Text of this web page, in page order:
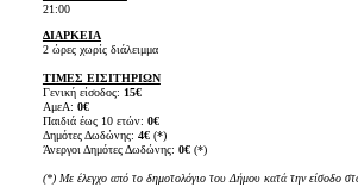
21:00
ΔΙΑΡΚΕΙΑ
2 ώρες χωρίς διάλειμμα
ΤΙΜΕΣ ΕΙΣΙΤΗΡΙΩΝ
Γενική είσοδος: 15€
AμεΑ: 0€
Παιδιά έως 10 ετών: 0€
Δημότες Δωδώνης: 4€ (*)
Άνεργοι Δημότες Δωδώνης: 0€(*)
(*) Με έλεγχο από το δημοτολόγιο του Δήμου κατά την είσοδο